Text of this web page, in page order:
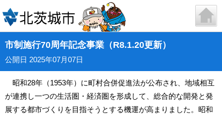
市制施行70周年記念事業（R8.1.20更新）
公開日 2025年07月07日
昭和28年（1953年）に町村合併促進法が公布され、地域相互
が連携し一つの生活圏・経済圏を形成して、総合的な開発と発
展する都市づくりを目指そうとする機運が高まりました。昭和